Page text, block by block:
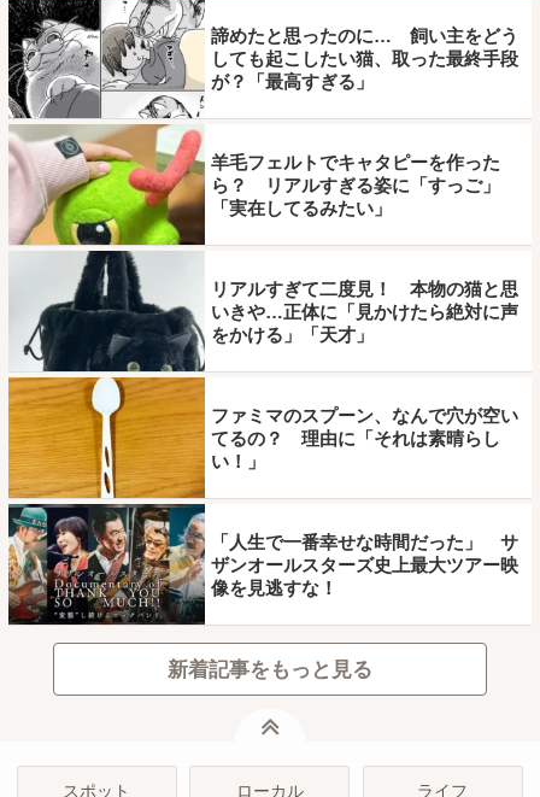
諦めたと思ったのに… 飼い主をどう
しても起こしたい猫、取った最終手段
が？「最高すぎる」
羊毛フェルトでキャタピーを作った
ら？ リアルすぎる姿に「すっご」
「実在してるみたい」
リアルすぎて二度見！ 本物の猫と思
いきや…正体に「見かけたら絶対に声
をかける」「天才」
ファミマのスプーン、なんで穴が空い
てるの？ 理由に「それは素晴らし
い！」
「人生で一番幸せな時間だった」 サ
ザンオールスターズ史上最大ツアー映
像を見逃すな！
新着記事をもっと見る
スポット ローカル ライフ